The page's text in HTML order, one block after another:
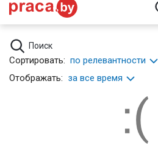
Поиск
Сортировать: по релевантности
Отображать: за все время